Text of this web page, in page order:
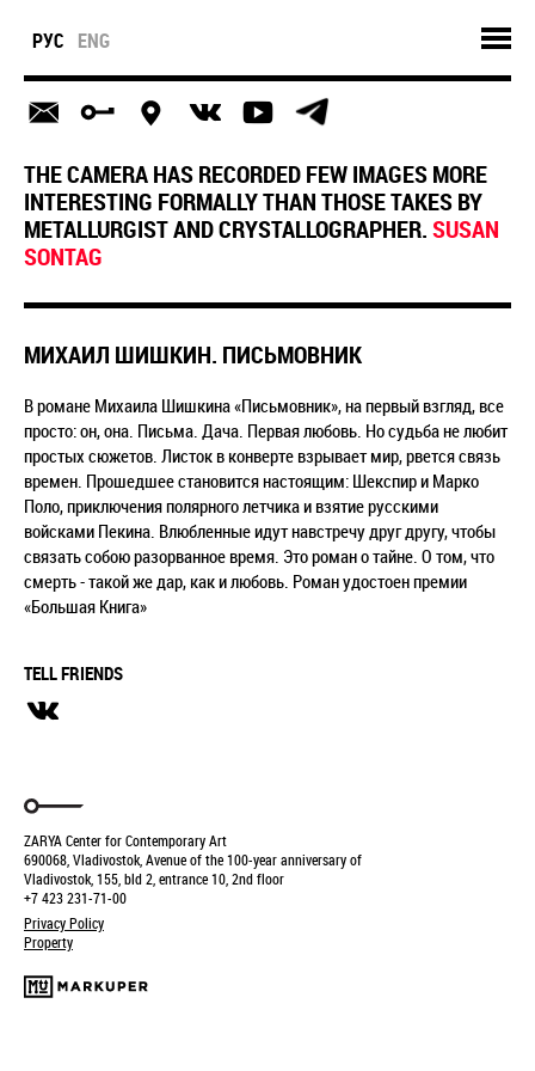
РУС ENG
THE CAMERA HAS RECORDED FEW IMAGES MORE
INTERESTING FORMALLY THAN THOSE TAKES BY
METALLURGIST AND CRYSTALLOGRAPHER.SUSAN
SONTAG
МИХАИЛ ШИШКИН. ПИСЬМОВНИК
В романе Михаила Шишкина «Письмовник», на первый взгляд, все
просто: он, она. Письма. Дача. Первая любовь. Но судьба не любит
простых сюжетов. Листок в конверте взрывает мир, рвется связь
времен. Прошедшее становится настоящим: Шекспир и Марко
Поло, приключения полярного летчика и взятие русскими
войсками Пекина. Влюбленные идут навстречу друг другу, чтобы
связать собою разорванное время. Это роман о тайне. О том, что
смерть - такой же дар, как и любовь. Роман удостоен премии
«Большая Книга»
TELL FRIENDS
ZARYA Center for Contemporary Art
690068, Vladivostok, Avenue of the 100-year anniversary of
Vladivostok, 155, bld 2, entrance 10, 2nd floor
+7 423 231-71-00
Privacy Policy
Property